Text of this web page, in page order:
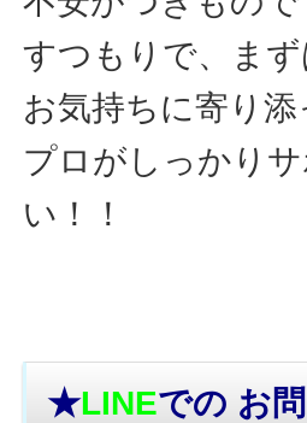
すつもりで、ま
お気持ちに寄り
プロがしっかり
い！！
★LINEでの お